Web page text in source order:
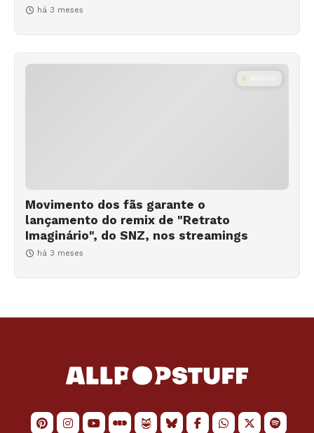
há 3 meses
Movimento dos fãs garante o
lançamento do remix de "Retrato
Imaginário", do SNZ, nos streamings
há 3 meses